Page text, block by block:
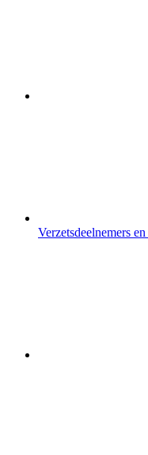
Verzetsdeelnemers